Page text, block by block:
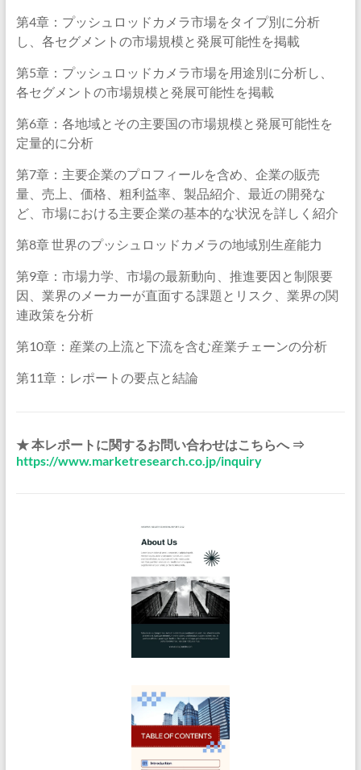
第4章：プッシュロッドカメラ市場をタイプ別に分析
し、各セグメントの市場規模と発展可能性を掲載
第5章：プッシュロッドカメラ市場を用途別に分析し、
各セグメントの市場規模と発展可能性を掲載
第6章：各地域とその主要国の市場規模と発展可能性を
定量的に分析
第7章：主要企業のプロフィールを含め、企業の販売
量、売上、価格、粗利益率、製品紹介、最近の開発な
ど、市場における主要企業の基本的な状況を詳しく紹介
第8章 世界のプッシュロッドカメラの地域別生産能力
第9章：市場力学、市場の最新動向、推進要因と制限要
因、業界のメーカーが直面する課題とリスク、業界の関
連政策を分析
第10章：産業の上流と下流を含む産業チェーンの分析
第11章：レポートの要点と結論
★ 本レポートに関するお問い合わせはこちらへ ⇒
https://www.marketresearch.co.jp/inquiry